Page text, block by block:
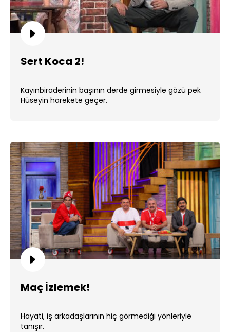
Sert Koca 2!
Kayınbiraderinin başının derde girmesiyle gözü pek
Hüseyin harekete geçer.
Maç İzlemek!
Hayati, iş arkadaşlarının hiç görmediği yönleriyle
tanışır.